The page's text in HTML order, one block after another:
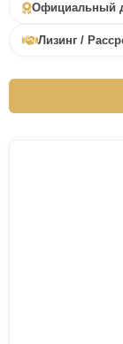
Официальный
Лизинг /